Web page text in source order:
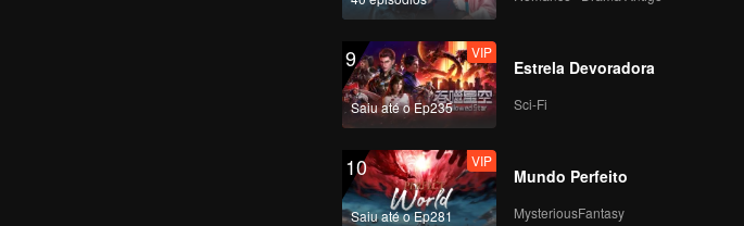
9
Saiu até o Ep235
VIP
Estrela Devoradora
Sci-Fi
10
Saiu até o Ep281
VIP
Mundo Perfeito
MysteriousFantasy